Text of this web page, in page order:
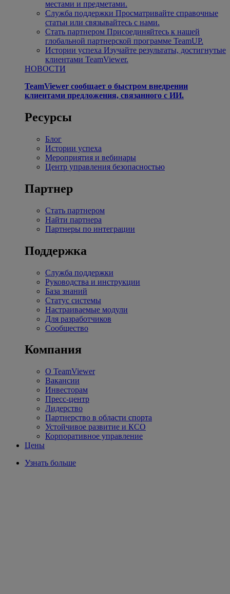
местами и предметами.
Служба поддержки Просматривайте справочные
статьи или связывайтесь с нами.
Стать партнером Присоединяйтесь к нашей
глобальной партнерской программе TeamUP.
Истории успеха Изучайте результаты, достигнутые
клиентами TeamViewer.
НОВОСТИ
TeamViewer сообщает о быстром внедрении
клиентами предложения, связанного с ИИ.
Ресурсы
Блог
Истории успеха
Мероприятия и вебинары
Центр управления безопасностью
Партнер
Стать партнером
Найти партнера
Партнеры по интеграции
Поддержка
Служба поддержки
Руководства и инструкции
База знаний
Статус системы
Настраиваемые модули
Для разработчиков
Сообщество
Компания
О TeamViewer
Вакансии
Инвесторам
Пресс-центр
Лидерство
Партнерство в области спорта
Устойчивое развитие и КСО
Корпоративное управление
Цены
Узнать больше